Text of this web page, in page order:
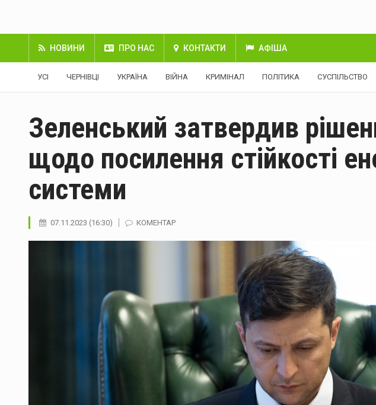
НОВИНИ ПРО НАС КОНТАКТИ АФІША
УСІ ЧЕРНІВЦІ УКРАЇНА ВІЙНА КРИМІНАЛ ПОЛІТИКА СУСПІЛЬСТВО
Зеленський затвердив
щодо посилення стійкості
системи
07.11.2023 (16:30) КОМЕНТАР